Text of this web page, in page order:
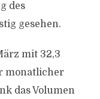
des
gesehen.
mit 32,3
monatlicher
das Volumen